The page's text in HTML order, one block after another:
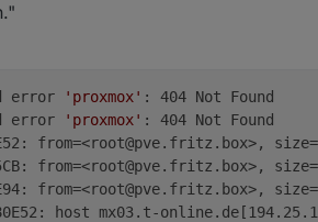
error 'proxmox' : 404 Not Found
error
'proxmox' : 404 Not Found
from=<root@pve.fritz.box>,
from=<root@pve.fritz.box>,
from=<root@pve.fritz.box>,
host mx03.t-